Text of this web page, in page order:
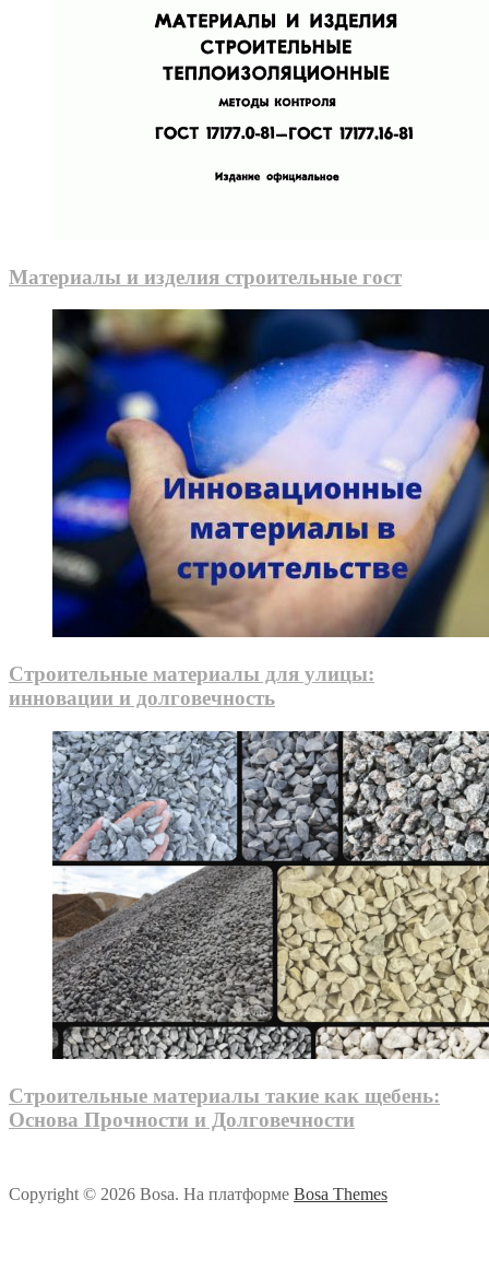
Материалы и изделия строительные гост
Строительные материалы для улицы:
инновации и долговечность
Строительные материалы такие как щебень:
Основа Прочности и Долговечности
Copyright © 2026 Bosa. На платформе Bosa Themes